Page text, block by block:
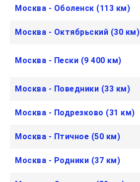
Москва - Оболенск (113 км)
Москва - Октябрьский (30 км)
Москва - Пески (9 400 км)
Москва - Поведники (33 км)
Москва - Подрезково (31 км)
Москва - Птичное (50 км)
Москва - Родники (37 км)